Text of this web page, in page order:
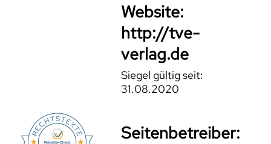
Website:
http://tve-
verlag.de
Siegel gültig seit:
31.08.2020
Seitenbetreiber: